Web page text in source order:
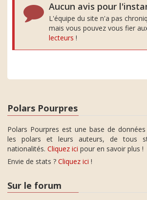
Aucun avis pour
L'équipe du site n'a pas
mais vous pouvez vous fier
lecteurs !
Polars Pourpres
Polars Pourpres est une base de
les polars et leurs auteurs, de tous
nationalités. Cliquez ici pour en savoir plus !
Envie de stats ? Cliquez ici !
Sur le forum